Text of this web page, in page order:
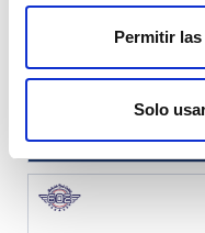
Permitir
Solo
Ref. : 1013162
2.90 €